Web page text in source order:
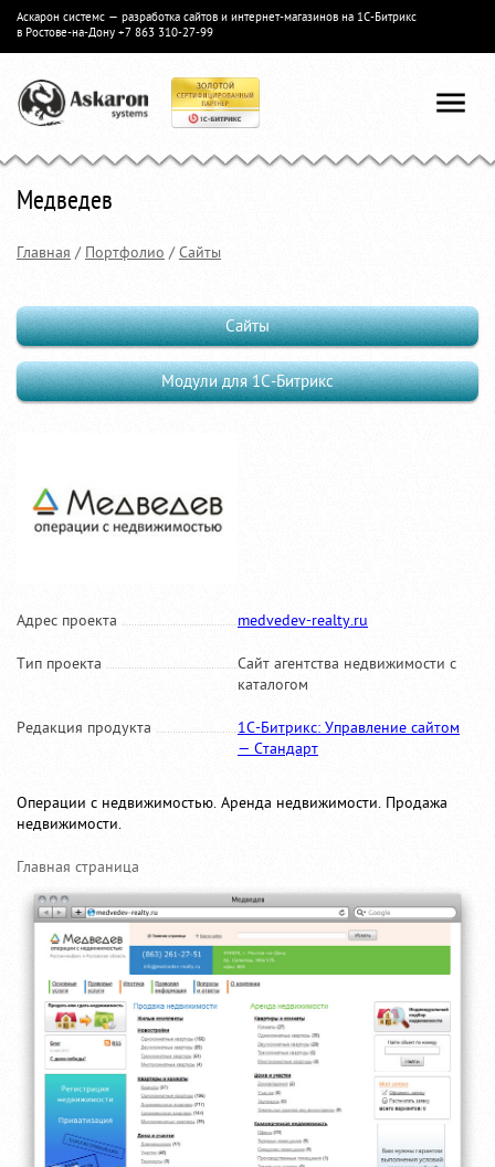
Аскарон системс — разработка сайтов и интернет-магазинов на 1С-Битрикс
в Ростове-на-Дону +7 863 310-27-99
Медведев
Главная / Портфолио / Сайты
Сайты
Модули для 1С-Битрикс
Адрес проекта medvedev-realty.ru
Тип проекта
Сайт агентства недвижимости с
каталогом
Редакция продукта
1С-Битрикс: Управление сайтом
— Стандарт
Операции с недвижимостью. Аренда недвижимости. Продажа
недвижимости.
Главная страница